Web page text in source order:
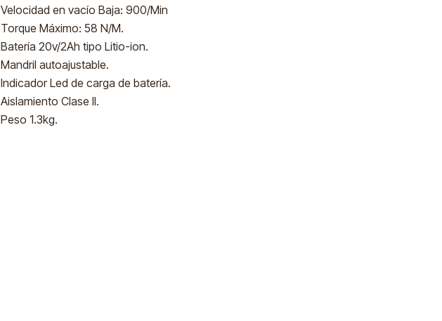
Velocidad en vacío Baja: 900/Min
Torque Máximo: 58 N/M.
Batería 20v/2Ah tipo Litio-ion.
Mandril autoajustable.
Indicador Led de carga de batería.
Aislamiento Clase II.
Peso 1.3kg.